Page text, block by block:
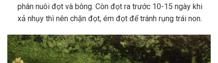
phân nuôi đọt và bông. Còn đọt ra trước 10-15 ngày khi
xả nhụy thì nên chặn đọt, ém đọt để tránh rụng trái non.